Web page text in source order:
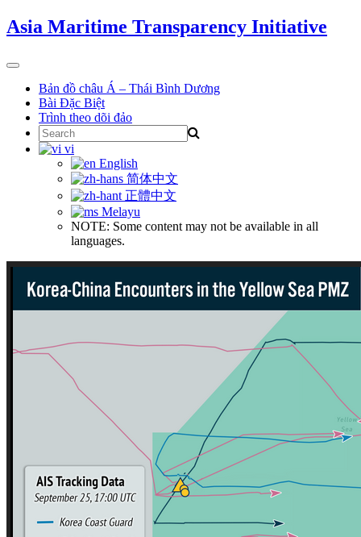
Skip
to
Asia Maritime Transparency Initiative
Toggle
navigationBản đồ châu Á – Thái Bình Dương
Bài Đặc Biệt
Trình theo dõi đảo
Search
for:
vi
English
简体中文
正體中文
Melayu
NOTE: Some content may not be available in all
languages.